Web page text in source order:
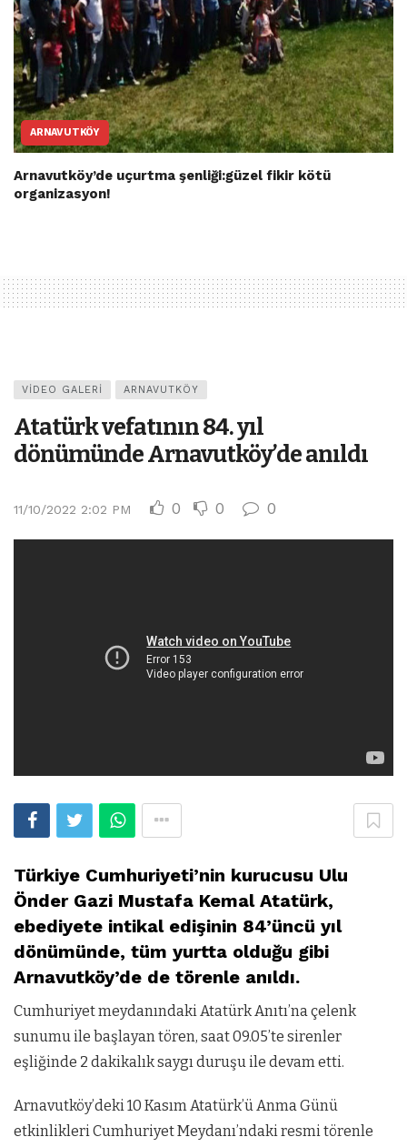
ARNAVUTKÖY
Arnavutköy’de uçurtma şenliği:güzel fikir kötü
organizasyon!
VIDEO GALERI ARNAVUTKÖY
Atatürk vefatının 84. yıl
dönümünde Arnavutköy’de anıldı
11/10/2022 2:02 PM 0 0 0
Türkiye Cumhuriyeti’nin kurucusu Ulu
Önder Gazi Mustafa Kemal Atatürk,
ebediyete intikal edişinin 84’üncü yıl
dönümünde, tüm yurtta olduğu gibi
Arnavutköy’de de törenle anıldı.
Cumhuriyet meydanındaki Atatürk Anıtı’na çelenk
sunumu ile başlayan tören, saat 09.05’te sirenler
eşliğinde 2 dakikalık saygı duruşu ile devam etti.
Arnavutköy’deki 10 Kasım Atatürk’ü Anma Günü
etkinlikleri Cumhuriyet Meydanı’ndaki resmi törenle